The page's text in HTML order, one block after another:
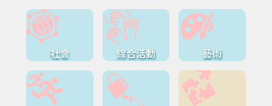
社會 綜合活動 藝術